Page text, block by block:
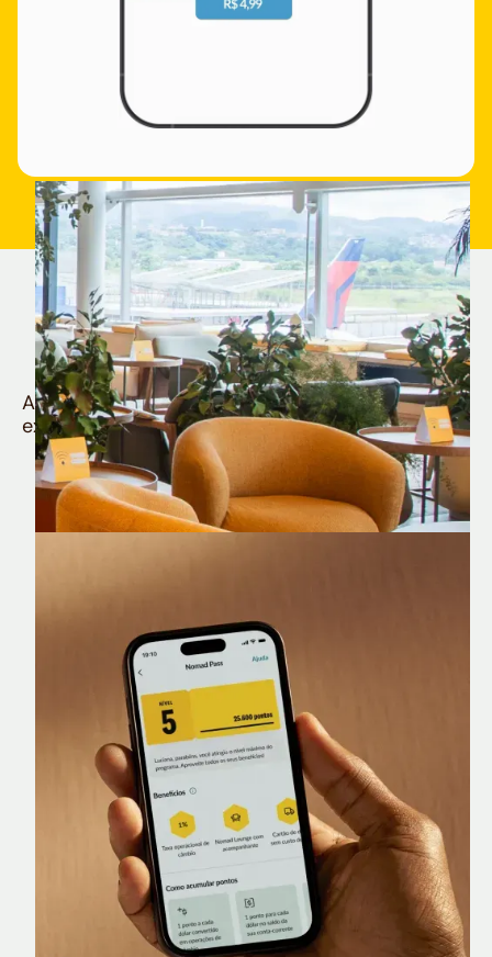
Quem é Nomad tem
muito mais
Aproveite todos os benefícios e vantagens
exclusivas da sua Conta Internacional
Nomad Lounge
Sala VIP no Aeroporto de Guarulhos